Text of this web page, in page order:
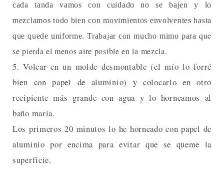
cada tanda vamos con cuidado no se bajen y lo
mezclamos todo bien con movimientos envolventes hasta
que quede uniforme. Trabajar con mucho mimo para que
se pierda el menos aire posible en la mezcla.
5. Volcar en un molde desmontable (el mío lo forré
bien con papel de aluminio) y colocarlo en otro
recipiente más grande con agua y lo horneamos al
baño maría.
Los primeros 20 minutos lo he horneado con papel de
aluminio por encima para evitar que se queme la
superficie.